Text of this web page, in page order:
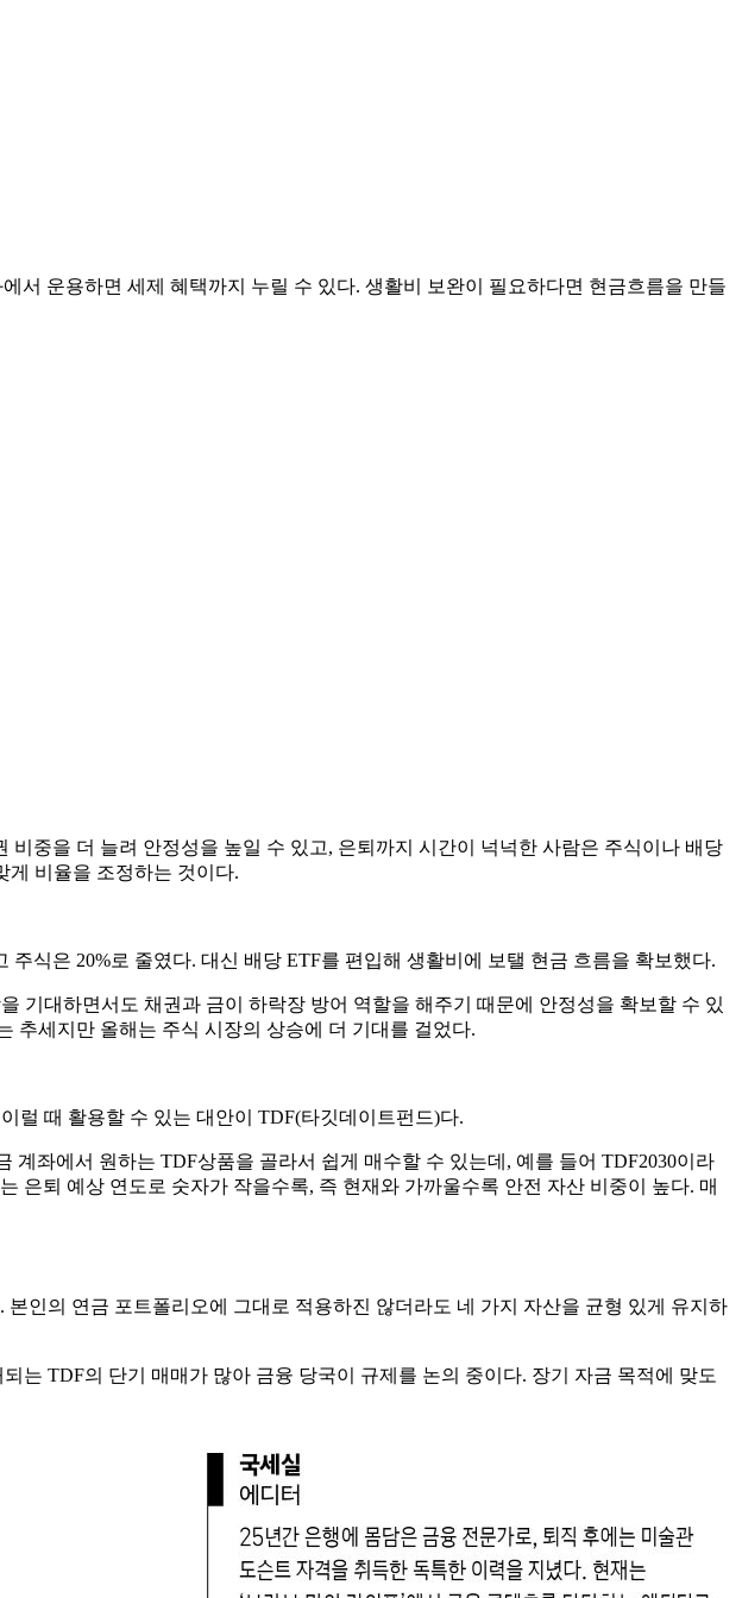
서 운용하면 세제 혜택까지 누릴 수 있다. 생활비 보완이 필요하다면 현금흐름을 만들
중을 더 늘려 안정성을 높일 수 있고, 은퇴까지 시간이 넉넉한 사람은 주식이나 배당
게 비율을 조정하는 것이다.
식은 20%로 줄였다. 대신 배당 ETF를 편입해 생활비에 보탤 현금 흐름을 확보했다.
기대하면서도 채권과 금이 하락장 방어 역할을 해주기 때문에 안정성을 확보할 수 있
추세지만 올해는 주식 시장의 상승에 더 기대를 걸었다.
럴 때 활용할 수 있는 대안이 TDF(타깃데이트펀드)다.
좌에서 원하는 TDF상품을 골라서 쉽게 매수할 수 있는데, 예를 들어 TDF2030이라
은퇴 예상 연도로 숫자가 작을수록, 즉 현재와 가까울수록 안전 자산 비중이 높다. 매
인의 연금 포트폴리오에 그대로 적용하진 않더라도 네 가지 자산을 균형 있게 유지하
는 TDF의 단기 매매가 많아 금융 당국이 규제를 논의 중이다. 장기 자금 목적에 맞도